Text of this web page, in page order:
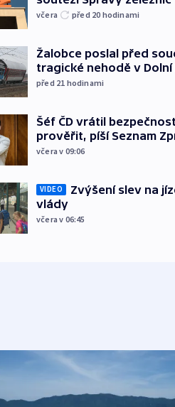
včera před 20 hodinami
Žalobce poslal před
tragické nehodě v
před 21 hodinami
Šéf ČD vrátil
prověřit, píší Seznam
včera v 09:06
VIDEO
Zvýšení slev na
vlády
včera v 06:45